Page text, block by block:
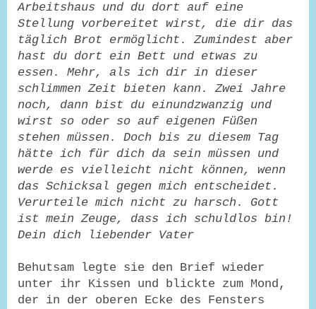
Arbeitshaus und du dort auf eine
Stellung vorbereitet wirst, die dir das
täglich Brot ermöglicht. Zumindest aber
hast du dort ein Bett und etwas zu
essen. Mehr, als ich dir in dieser
schlimmen Zeit bieten kann. Zwei Jahre
noch, dann bist du einundzwanzig und
wirst so oder so auf eigenen Füßen
stehen müssen. Doch bis zu diesem Tag
hätte ich für dich da sein müssen und
werde es vielleicht nicht können, wenn
das Schicksal gegen mich entscheidet.
Verurteile mich nicht zu harsch. Gott
ist mein Zeuge, dass ich schuldlos bin!
Dein dich liebender Vater
Behutsam legte sie den Brief wieder
unter ihr Kissen und blickte zum Mond,
der in der oberen Ecke des Fensters